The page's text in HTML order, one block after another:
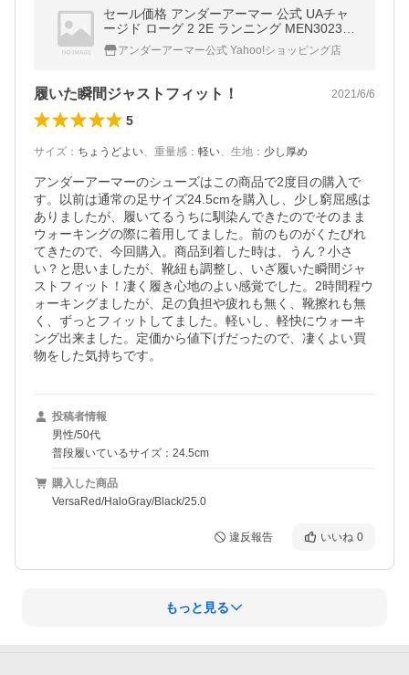
セール価格 アンダーアーマー 公式 UAチャ
ージド ローグ 2 2E ランニング MEN302333
1
アンダーアーマー公式 Yahoo!ショッピング店
履いた瞬間ジャストフィット！ 2021/6/6
5
サイズ ： ちょうどよい、 重量感 ： 軽い、 生地 ： 少し厚め
アンダーアーマーのシューズはこの商品で2度目の購入で
す。以前は通常の足サイズ24.5cmを購入し、少し窮屈感は
ありましたが、履いてるうちに馴染んできたのでそのまま
ウォーキングの際に着用してました。前のものがくたびれ
てきたので、今回購入。商品到着した時は、うん？小さ
い？と思いましたが、靴紐も調整し、いざ履いた瞬間ジャ
ストフィット！凄く履き心地のよい感覚でした。2時間程ウ
ォーキングましたが、足の負担や疲れも無く、靴擦れも無
く、ずっとフィットしてました。軽いし、軽快にウォーキ
ング出来ました。定価から値下げだったので、凄くよい買
物をした気持ちです。
投稿者情報
男性/50代
普段履いているサイズ：24.5cm
購入した商品
VersaRed/HaloGray/Black/25.0
違反報告 いいね 0
もっと見る